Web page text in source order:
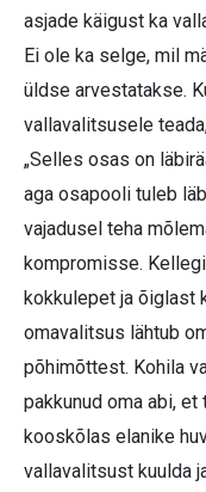
asjade käigust ka
Ei ole ka selge, mil
üldse arvestatakse.
vallavalitsusele
„Selles osas on
aga osapooli tuleb
vajadusel teha
kompromisse.
kokkulepet ja õiglast
omavalitsus lähtub
põhimõttest. Kohila
pakkunud oma abi,
kooskõlas elanike
vallavalitsust kuulda